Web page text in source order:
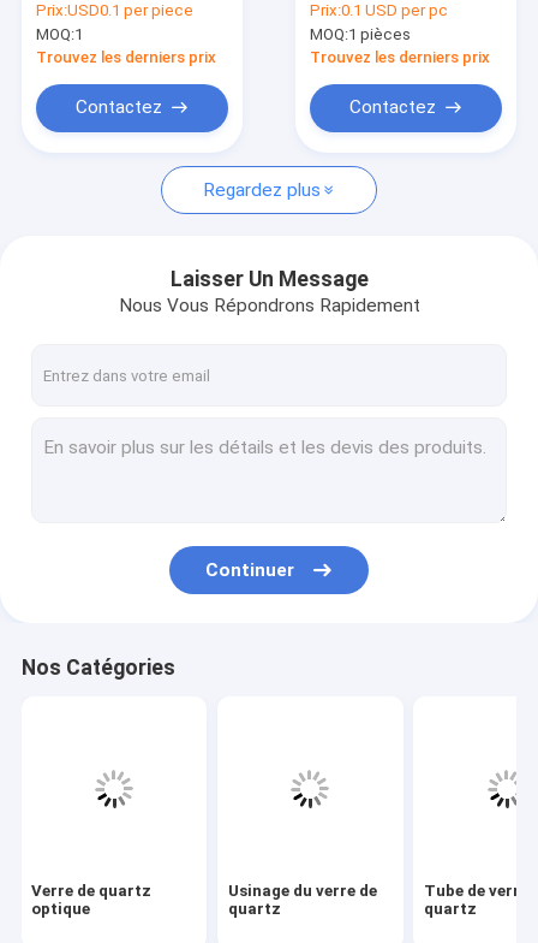
Contrôle de la qualité
Nous contacter
Les affaires
Verre de quartz optique
Tube en verre borosilicaté
Pièces de rechange laser
Appareil à quartz
Pièces en verre personnalisées
vente et l'autre trou
carré
Prix:USD0.1 per piece
MOQ:1
Trouvez les derniers prix
Contactez
circulaire intérieur à
bouche longue en
quartz conique
Prix:0.1 USD per pc
MOQ:1 pièces
Trouvez les derniers prix
Contactez
Regardez plus
Laisser Un Message
Nous Vous Répondrons Rapidement
Continuer
Nos Catégories
Verre de quartz
optique
Usinage du verre de
quartz
Tube de verre
quartz